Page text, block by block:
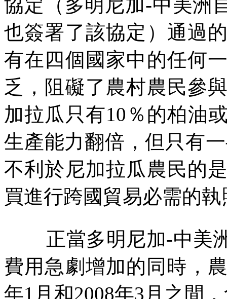
協定（多明尼加-中美洲
也簽署了該協定）通過
有在四個國家中的任何
乏，阻礙了農村農民參
加拉瓜只有10 ％的柏油
生產能力翻倍，但只有
不利於尼加拉瓜農民的
買進行跨國貿易必需的執
正當多明尼加-中美
費用急劇增加的同時，
年1 月和2008年3 月之間